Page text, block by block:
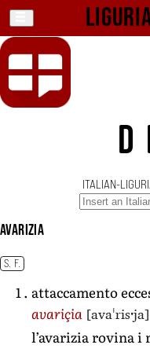
ITALIAN-
avarizia
S. F.
attaccamento
avariçia [avaˈrisˑja]
l’avarizia rovina i